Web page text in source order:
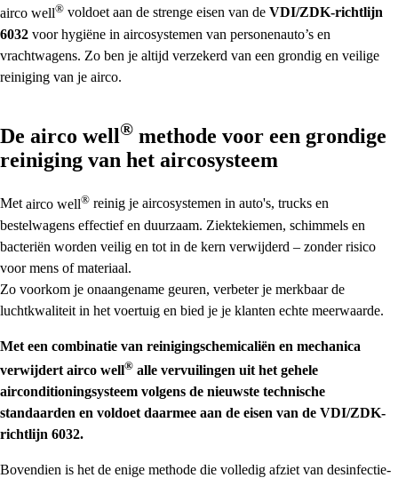
airco well® voldoet aan de strenge eisen van de VDI/ZDK-richtlijn
6032 voor hygiëne in aircosystemen van personenauto’s en
vrachtwagens. Zo ben je altijd verzekerd van een grondig en veilige
reiniging van je airco.
De airco well® methode voor een grondige
reiniging van het aircosysteem
Metairco well® reinig je aircosystemen in auto's, trucks en
bestelwagens effectief en duurzaam. Ziektekiemen, schimmels en
bacteriën worden veilig en tot in de kern verwijderd – zonder risico
voor mens of materiaal.
Zo voorkom je onaangename geuren, verbeter je merkbaar de
luchtkwaliteit in het voertuig en bied je je klanten echte meerwaarde.
Met een combinatie van reinigingschemicaliën en mechanica
verwijdert airco well® alle vervuilingen uit het gehele
airconditioningsysteem volgens de nieuwste technische
standaarden en voldoet daarmee aan de eisen van de VDI/ZDK-
richtlijn 6032.
Bovendien is het de enige methode die volledig afziet van desinfectie-